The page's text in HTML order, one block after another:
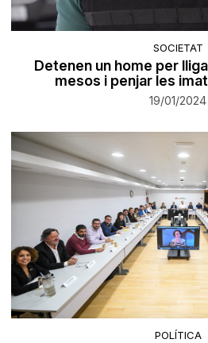
SOCIETAT
Detenen un home per
mesos i penjar les
19/01/2024
POLÍTICA